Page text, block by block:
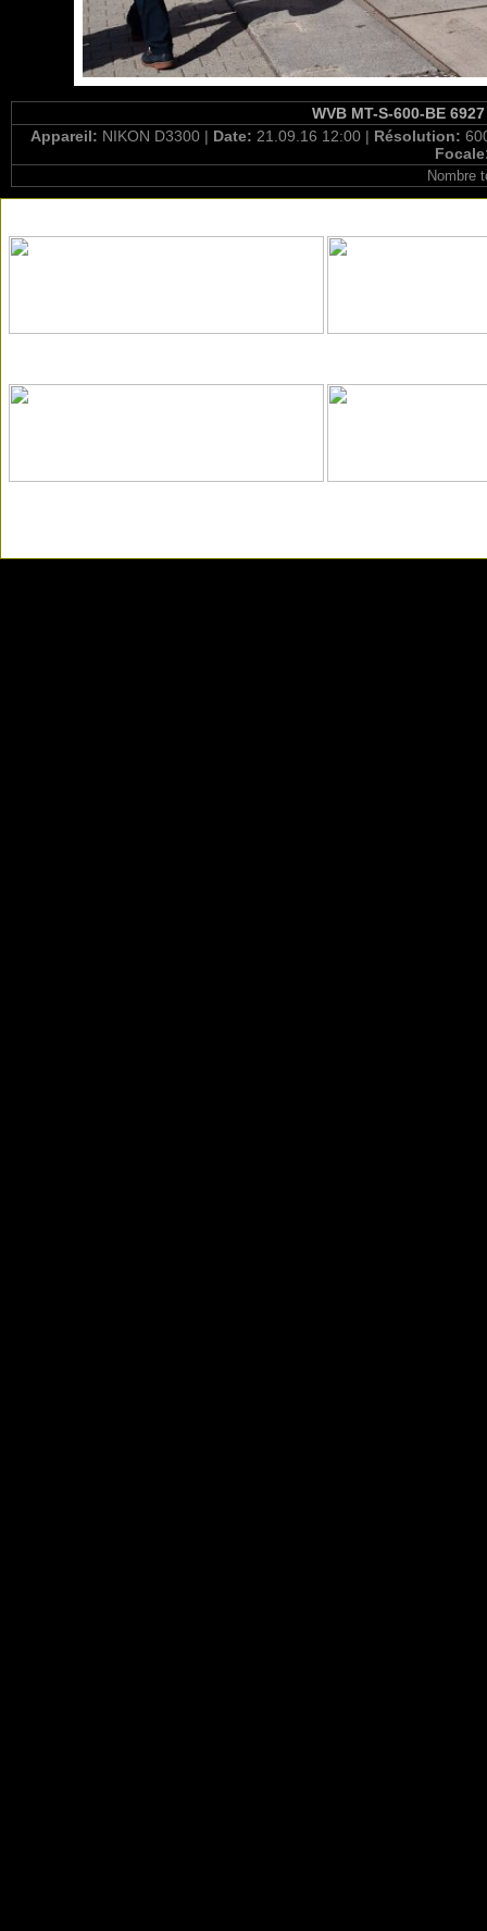
WVB MT-S-600-BE
Appareil: NIKON D3300 | Date: 21.09.16 12:00 | Résolution:
Nombre